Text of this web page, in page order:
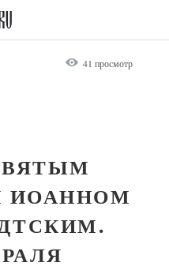
41 просмотр
ИОАННОМ